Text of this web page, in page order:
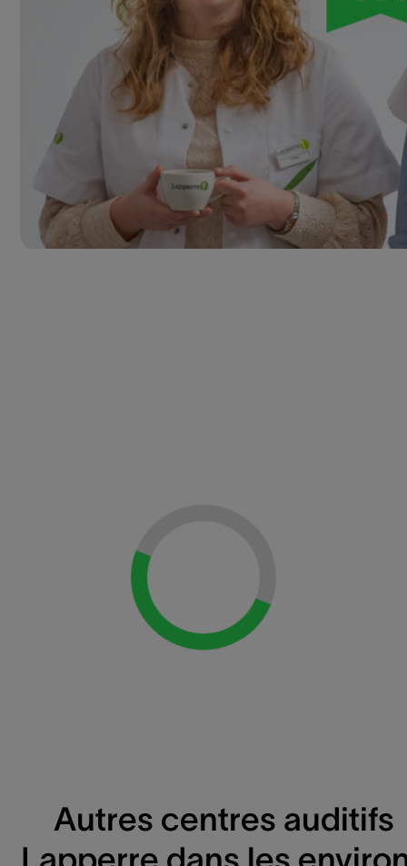
Loading...
Autres centres auditifs
Lapperre dans les